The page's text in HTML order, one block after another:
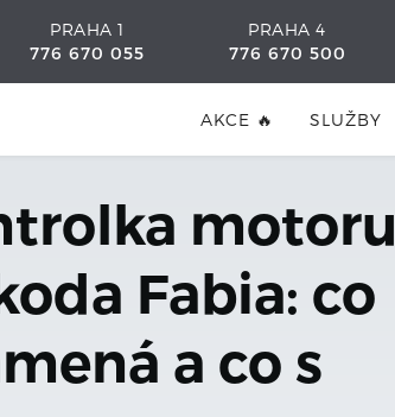
PRAHA 1
776 670 055
PRAHA 4
776 670 500
AKCE 🔥 SLUŽBY
motoru
Fabia: co
a co s